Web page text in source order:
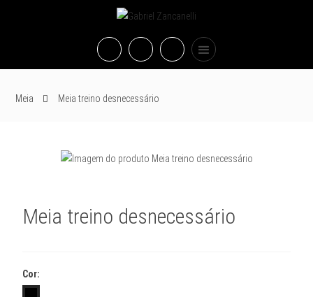
Meia Meia treino desnecessário
Meia treino desnecessário
Cor: